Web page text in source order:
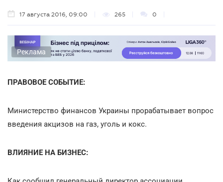
17 августа 2016, 09:00 265 0
Реклама
ПРАВОВОЕ СОБЫТИЕ:
Министерство финансов Украины прорабатывает вопрос
введения акцизов на газ, уголь и кокс.
ВЛИЯНИЕ НА БИЗНЕС: